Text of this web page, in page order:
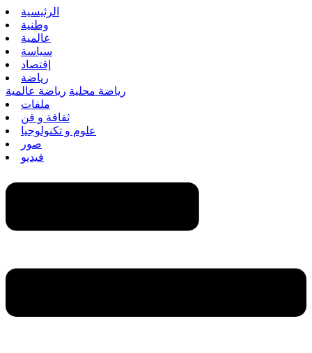
الرئيسية
وطنية
عالمية
سياسة
إقتصاد
رياضة
رياضة محلية رياضة عالمية
ملفات
ثقافة و فن
علوم و تكنولوجيا
صور
فيديو